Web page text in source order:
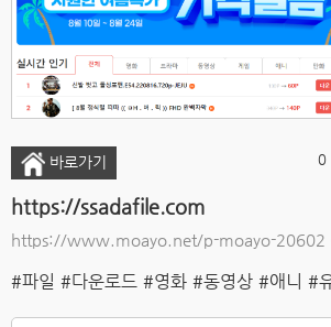
0
바로가기
https://ssadafile.com
https://www.moayo.net/p-moayo-20602
#파일 #다운로드 #영화 #동영상 #애니 #